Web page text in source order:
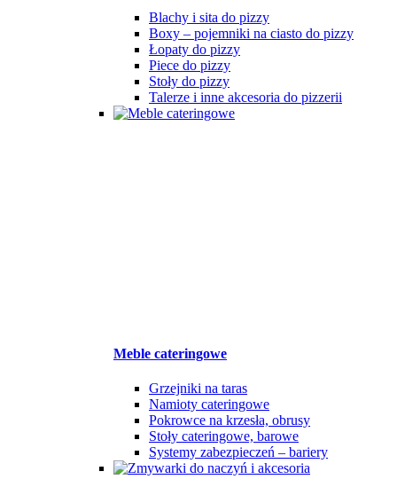
Blachy i sita do pizzy
Boxy – pojemniki na ciasto do pizzy
Łopaty do pizzy
Piece do pizzy
Stoły do pizzy
Talerze i inne akcesoria do pizzerii
Meble cateringowe
Grzejniki na taras
Namioty cateringowe
Pokrowce na krzesła, obrusy
Stoły cateringowe, barowe
Systemy zabezpieczeń – bariery